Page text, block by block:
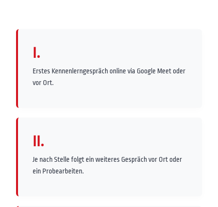
I.
Erstes Kennenlerngespräch online via Google Meet oder
vor Ort.
II.
Je nach Stelle folgt ein weiteres Gespräch vor Ort oder
ein Probearbeiten.